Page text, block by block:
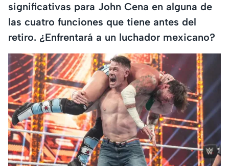
significativas para John Cena en alguna de
las cuatro funciones que tiene antes del
retiro. ¿Enfrentará a un luchador mexicano?